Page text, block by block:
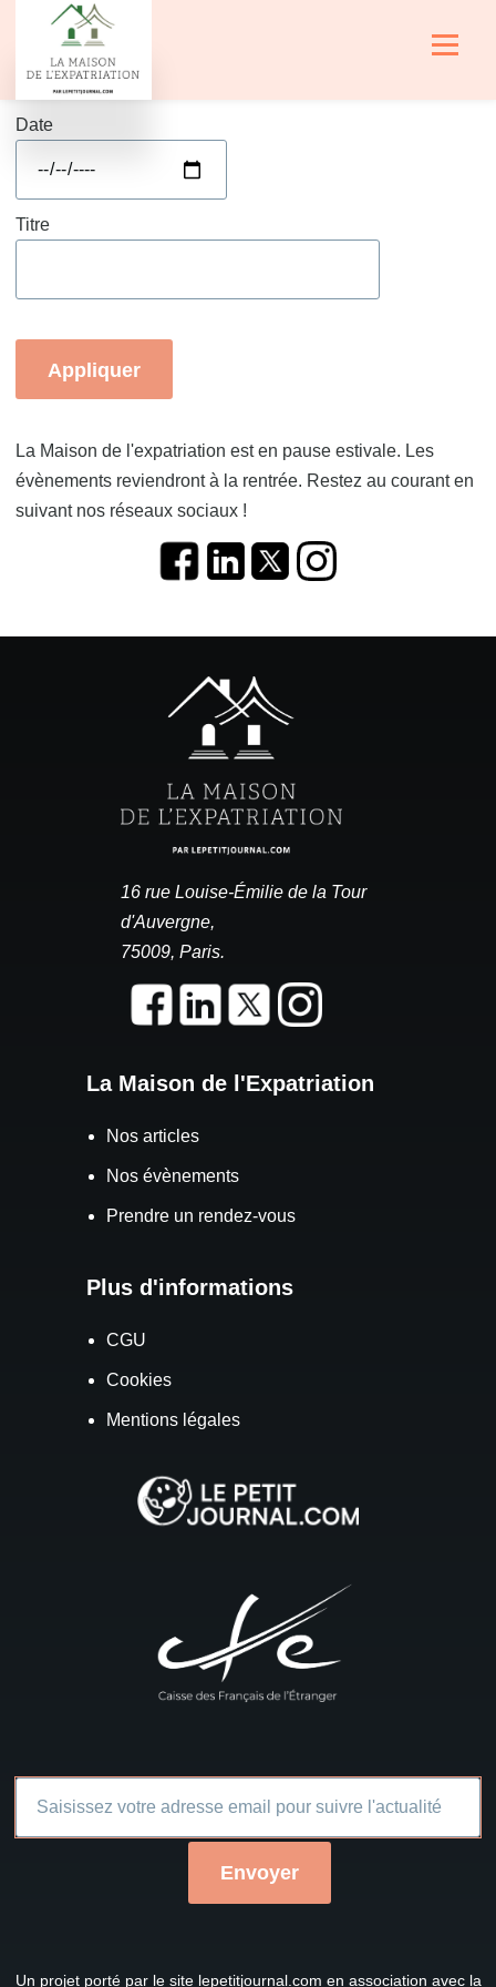
Aller au contenu principal
Menu
Date
Titre
La Maison de l'expatriation est en pause estivale. Les
évènements reviendront à la rentrée. Restez au courant en
suivant nos réseaux sociaux !
16 rue Louise-Émilie de la Tour
d'Auvergne,
75009, Paris.
La Maison de l'Expatriation
Nos articles
Nos évènements
Prendre un rendez-vous
Plus d'informations
CGU
Cookies
Mentions légales
Un projet porté par le site lepetitjournal.com en association avec la